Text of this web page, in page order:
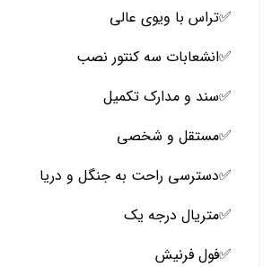
✅️تراس با ویوی عالی
✅انشعابات سه کنتور نصب
️✅️سند و مدارک تکمیل
✅️مستقل و شخصی
✅️دسترسی راحت به جنگل و دریا
✅️متریال درجه یک
✅️فول فرنیش